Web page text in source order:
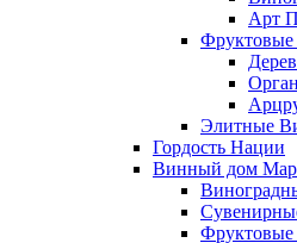
Арт
Фруктовые
Элитные
Гордость Нации
Винный дом